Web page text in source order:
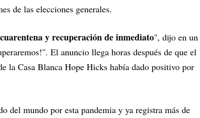
de las elecciones generales.
y recuperación de inmediato", dijo en un
El anuncio llega horas después de que el
la Casa Blanca Hope Hicks había dado positivo por
del mundo por esta pandemia y ya registra más de